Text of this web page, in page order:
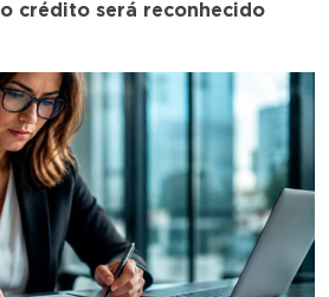
crédito será reconhecido